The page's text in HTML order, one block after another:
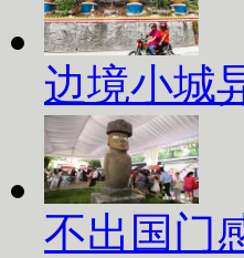
边境小城
不出国门